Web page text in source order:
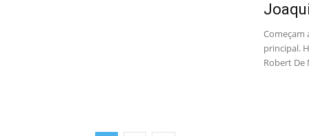
Começam
principal.
Robert De